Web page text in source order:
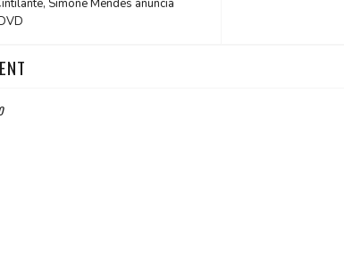
Simone Mendes anuncia